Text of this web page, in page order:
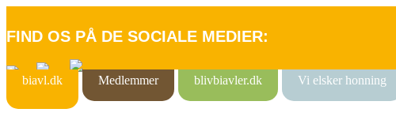
FIND OS PÅ DE SOCIALE MEDIER:
biavl.dk Medlemmer blivbiavler.dk Vi elsker honning